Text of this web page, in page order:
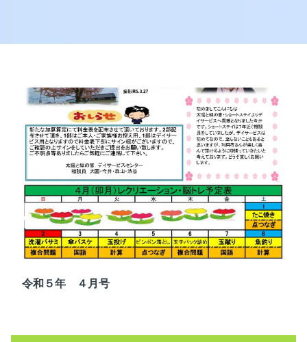
令和５年 ４月号